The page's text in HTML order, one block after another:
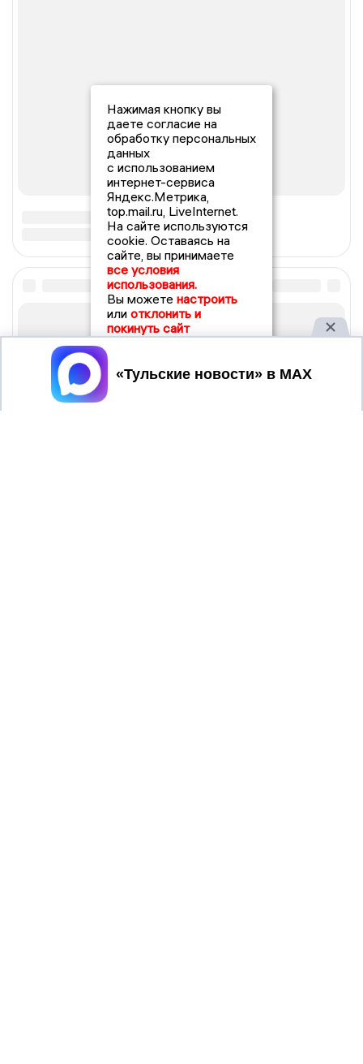
Нажимая кнопку вы
даете согласие на
обработку персональных
данных
с использованием
интернет-сервиса
Яндекс.Метрика,
top.mail.ru, LiveInternet.
На сайте используются
cookie. Оставаясь на
сайте, вы принимаете
все условия
использования.
Вы можете настроить
или отклонить и
покинуть сайт
Принять